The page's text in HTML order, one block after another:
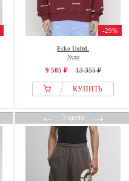
-29%
Ecko Unltd.
Худи
9 505 ₽ 13 355 ₽
КУПИТЬ
←3 цвета→